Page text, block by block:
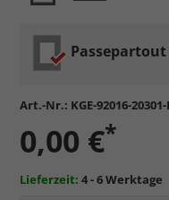
Art.-Nr.: KGE-92016-20301-
0,00 €*
Lieferzeit: 4 - 6 Werktage